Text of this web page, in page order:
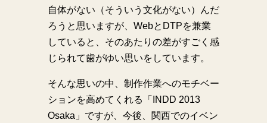
自体がない（そういう文化がない）んだ
ろうと思いますが、WebとDTPを兼業
していると、そのあたりの差がすごく感
じられて歯がゆい思いをしています。
そんな思いの中、制作作業へのモチベー
ションを高めてくれる「INDD 2013
Osaka」ですが、今後、関西でのイベン